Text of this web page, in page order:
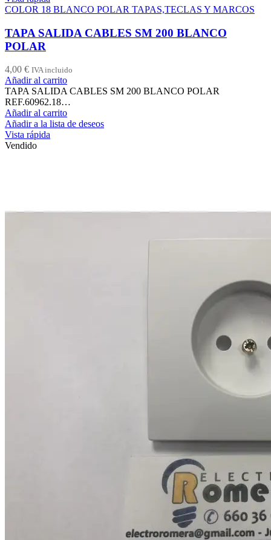
COLOR 18 BLANCO POLAR TAPAS,TECLAS Y MARCOS
TAPA SALIDA CABLES SM 200 BLANCO
POLAR
4,00 € IVA incluido
Añadir al carrito
TAPA SALIDA CABLES SM 200 BLANCO POLAR
REF.60962.18…
Añadir al carrito
Añadir a la lista de deseos
Vista rápida
Vendido